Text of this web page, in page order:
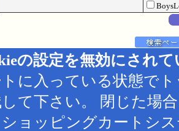
の設定を無効にされ
トに入っている状態で
て下さい。 閉じた場
ショッピングカートシ